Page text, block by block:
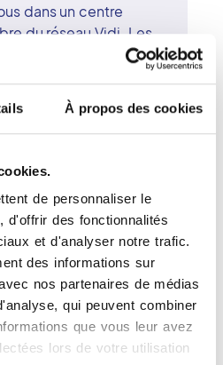
À propos des cookies
de personnaliser le
d'offrir des fonctionnalités
et d'analyser notre trafic.
des informations sur
nos partenaires de médias
qui peuvent combiner
que vous leur avez
lors de votre utilisation
dans un centre
du réseau Vidi. Les
d'équipements
et
Les radiologues
centre de Talange
joue un
prévention et le
Vidi s'engage à
charge de haute
la confiance, la
être des patientes.